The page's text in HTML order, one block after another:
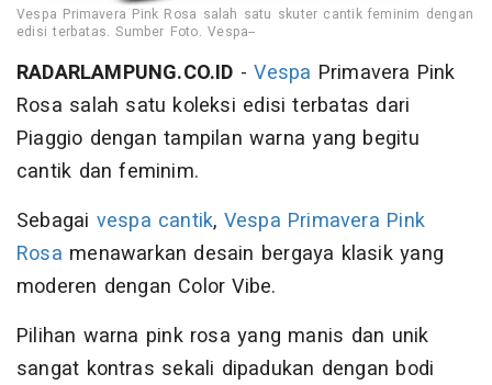
Vespa Primavera Pink Rosa salah satu skuter cantik feminim dengan
edisi terbatas. Sumber Foto. Vespa--
RADARLAMPUNG.CO.ID -Vespa Primavera Pink
Rosa salah satu koleksi edisi terbatas dari
Piaggio dengan tampilan warna yang begitu
cantik dan feminim.
Sebagai vespa cantik, Vespa Primavera Pink
Rosa menawarkan desain bergaya klasik yang
moderen dengan Color Vibe.
Pilihan warna pink rosa yang manis dan unik
sangat kontras sekali dipadukan dengan bodi